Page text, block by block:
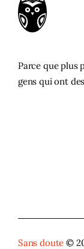
Parce que plus
gens qui ont
Sans doute ©